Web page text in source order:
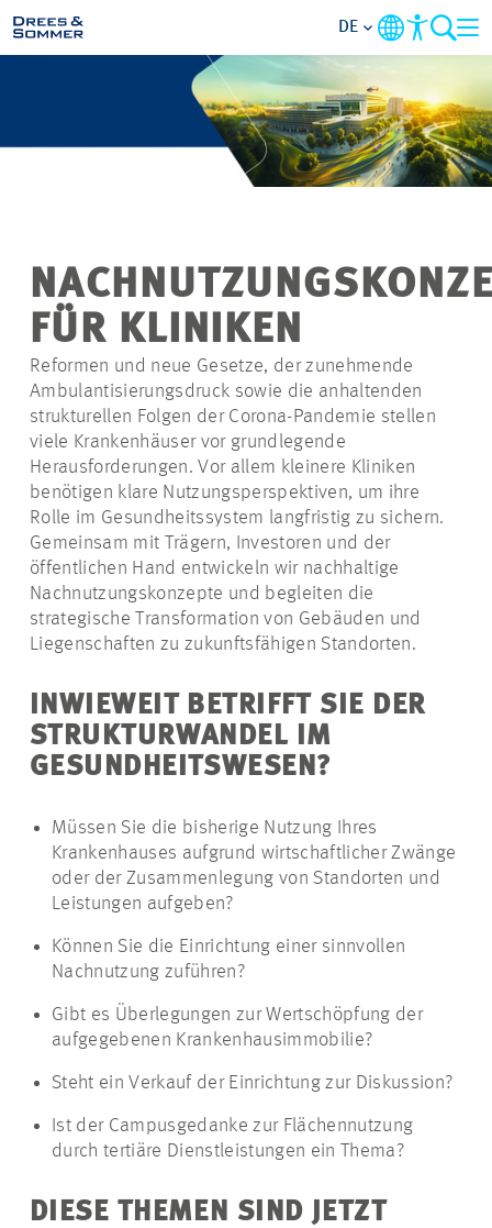
BRANCHEN
LEISTUNGEN
IM FOKUS
KONTAKT
KARRIERE
PROJEKTE
DE
FÜR KLINIKEN
Reformen und neue Gesetze, der zunehmende
Ambulantisierungsdruck sowie die anhaltenden
strukturellen Folgen der Corona-Pandemie stellen
viele Krankenhäuser vor grundlegende
Herausforderungen. Vor allem kleinere Kliniken
benötigen klare Nutzungsperspektiven, um ihre
Rolle im Gesundheitssystem langfristig zu sichern.
Gemeinsam mit Trägern, Investoren und der
öffentlichen Hand entwickeln wir nachhaltige
Nachnutzungskonzepte und begleiten die
strategische Transformation von Gebäuden und
Liegenschaften zu zukunftsfähigen Standorten.
INWIEWEIT BETRIFFT SIE DER
STRUKTURWANDEL IM
GESUNDHEITSWESEN?
Müssen Sie die bisherige Nutzung Ihres
Krankenhauses aufgrund wirtschaftlicher Zwänge
oder der Zusammenlegung von Standorten und
Leistungen aufgeben?
Können Sie die Einrichtung einer sinnvollen
Nachnutzung zuführen?
Gibt es Überlegungen zur Wertschöpfung der
aufgegebenen Krankenhausimmobilie?
Steht ein Verkauf der Einrichtung zur Diskussion?
Ist der Campusgedanke zur Flächennutzung
durch tertiäre Dienstleistungen ein Thema?
DIESE THEMEN SIND JETZT